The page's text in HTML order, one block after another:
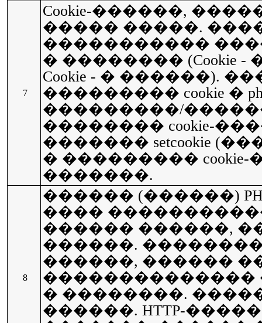
7
Cookie-������,
����� �����.
�����������
� �������� (Cookie -
Cookie - � ������).
��������� cookie �
���������/
�������� cookie-
������� setcookie
� ��������� cookie-
�������.
8
������ (������)
����
������ ������,
������.
������, ������
��������������
� ��������.
������. HTTP-